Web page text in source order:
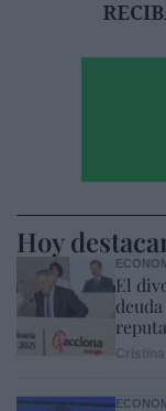
Hoy
El